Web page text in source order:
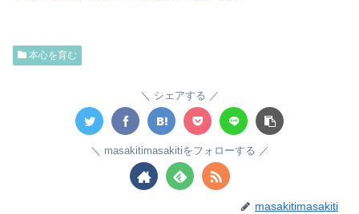
本心を育む
シェアする
masakitimasakitiをフォローする
masakitimasakiti